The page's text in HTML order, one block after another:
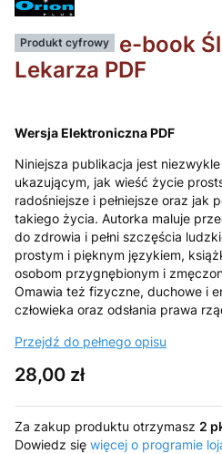
Produkt cyfrowy
e-book
Lekarza PDF
Wersja Elektroniczna PDF
Niniejsza publikacja jest
ukazującym, jak wieść życie
radośniejsze i pełniejsze oraz jak
takiego życia. Autorka maluje
do zdrowia i pełni szczęścia
prostym i pięknym językiem,
osobom przygnębionym i
Omawia też fizyczne, duchowe i
człowieka oraz odsłania prawa
Przejdź do pełnego opisu
Cena
28,00 zł
Za zakup produktu otrzymasz 2
Dowiedz się więcej o programie